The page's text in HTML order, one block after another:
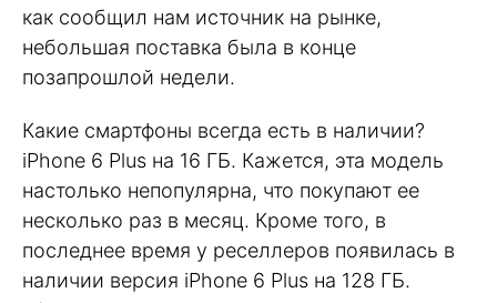
как сообщил нам источник на рынке,
небольшая поставка была в конце
позапрошлой недели.
Какие смартфоны всегда есть в наличии?
iPhone 6 Plus на 16 ГБ. Кажется, эта модель
настолько непопулярна, что покупают ее
несколько раз в месяц. Кроме того, в
последнее время у реселлеров появилась в
наличии версия iPhone 6 Plus на 128 ГБ.